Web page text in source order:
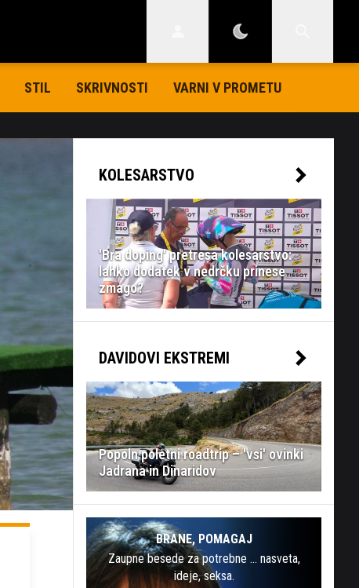
STIL SKRIVNOSTI VARNI V PROMETU
KOLESARSTVO
'Bra doping' pretresa kolesarstvo:
lahko dodatek v nedrčku prinese
zmago?
DAVIDOVI EKSTREMI
Popoln poletni roadtrip – 'vsi' ovinki
Jadrana in Dinaridov
BRANE, POMAGAJ
Zaupne besede za potrebne … nasveta,
ideje, seksa.